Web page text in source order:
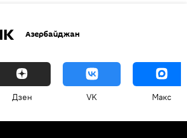
Азербайджан
Дзен VK Макс